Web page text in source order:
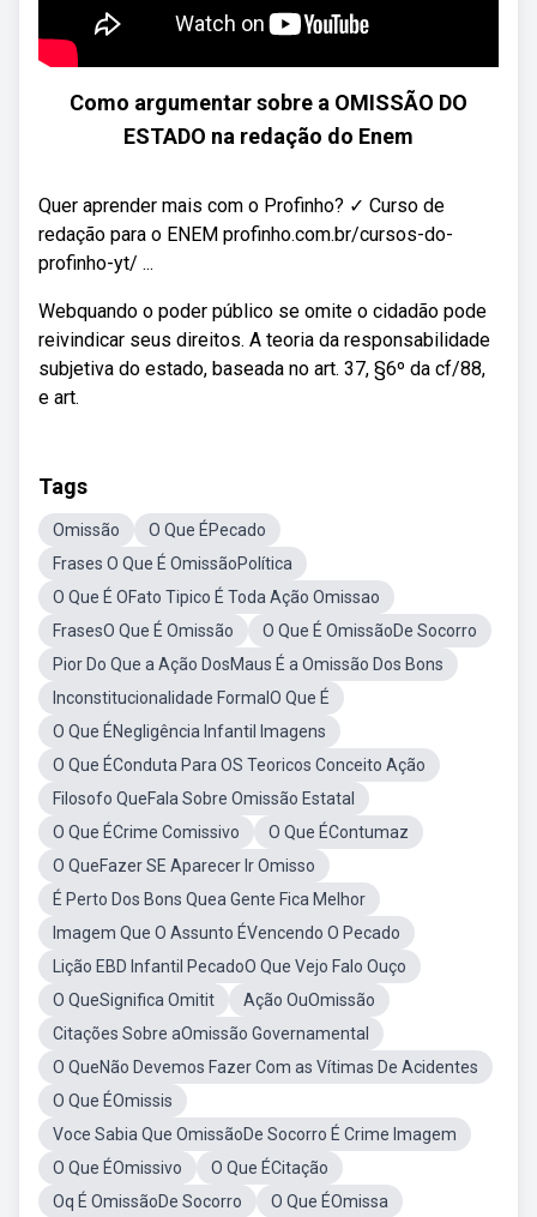
Como argumentar sobre a OMISSÃO DO
ESTADO na redação do Enem
Quer aprender mais com o Profinho? ✓ Curso de
redação para o ENEM profinho.com.br/cursos-do-
profinho-yt/ ...
Webquando o poder público se omite o cidadão pode
reivindicar seus direitos. A teoria da responsabilidade
subjetiva do estado, baseada no art. 37, §6º da cf/88,
e art.
Tags
Omissão
O Que ÉPecado
Frases O Que É OmissãoPolítica
O Que É OFato Tipico É Toda Ação Omissao
FrasesO Que É Omissão
O Que É OmissãoDe Socorro
Pior Do Que a Ação DosMaus É a Omissão Dos Bons
Inconstitucionalidade FormalO Que É
O Que ÉNegligência Infantil Imagens
O Que ÉConduta Para OS Teoricos Conceito Ação
Filosofo QueFala Sobre Omissão Estatal
O Que ÉCrime Comissivo
O Que ÉContumaz
O QueFazer SE Aparecer Ir Omisso
É Perto Dos Bons Quea Gente Fica Melhor
Imagem Que O Assunto ÉVencendo O Pecado
Lição EBD Infantil PecadoO Que Vejo Falo Ouço
O QueSignifica Omitit
Ação OuOmissão
Citações Sobre aOmissão Governamental
O QueNão Devemos Fazer Com as Vítimas De Acidentes
O Que ÉOmissis
Voce Sabia Que OmissãoDe Socorro É Crime Imagem
O Que ÉOmissivo
O Que ÉCitação
Oq É OmissãoDe Socorro
O Que ÉOmissa